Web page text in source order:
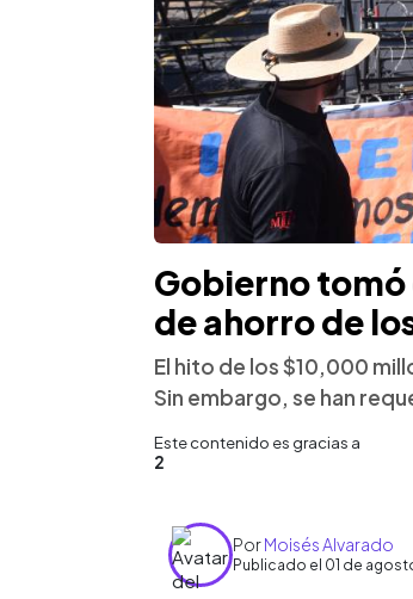
Gobierno
de ahorro de
El hito de los $10,000
Sin embargo, se han
Este contenido es gracias a
2
PorMoisés Alvarado
Publicado el 01 de